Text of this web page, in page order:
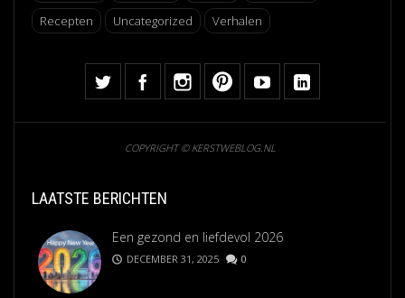
Recepten
Uncategorized Verhalen
COPYRIGHT © KERSTWEBLOG.NL
LAATSTE BERICHTEN
Een gezond en liefdevol 2026
DECEMBER 31, 2025 0